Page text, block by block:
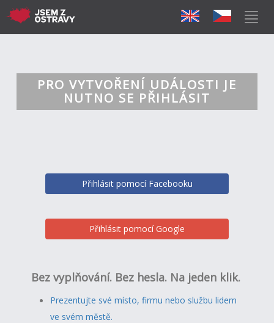
PRO VYTVOŘENÍ UDÁLOSTI JE
NUTNO SE PŘIHLÁSIT
Přihlásit pomocí Facebooku
Přihlásit pomocí Google
Bez vyplňování. Bez hesla. Na jeden klik.
Prezentujte své místo, firmu nebo službu lidem
ve svém městě.